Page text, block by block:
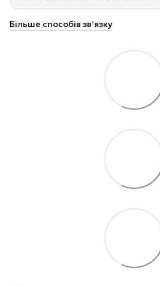
Більше способів звʼязку